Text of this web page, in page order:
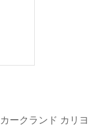
ークランド カリヨ